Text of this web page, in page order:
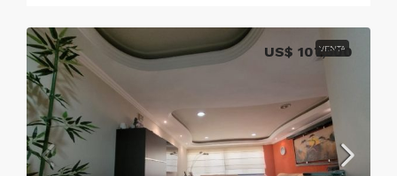
VENTA
US$ 107,500